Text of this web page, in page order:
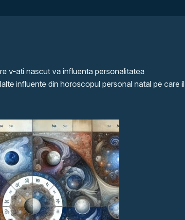
v-ati nascut va influenta personalitatea
influente din horoscopul personal natal pe care il